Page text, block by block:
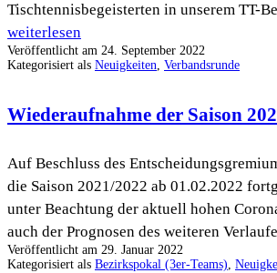
Tischtennisbegeisterten in unserem TT-
Verbandsrunde
2022/2023:
startet
der
Oberliga
weiterlesen
Veröffentlicht am 24. September 2022
Kategorisiert als Neuigkeiten, Verbandsrunde
Wiederaufnahme der Saison
Auf Beschluss des
die Saison 2021/2022 ab 01.02.2022
unter Beachtung der aktuell hohen
auch der Prognosen des weiteren
Veröffentlicht am 29. Januar 2022
Kategorisiert als Bezirkspokal (3er-Teams),